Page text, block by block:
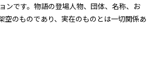
ンです。物語の登場人物、団体、名称、お
空のものであり、実在のものとは一切関係あ